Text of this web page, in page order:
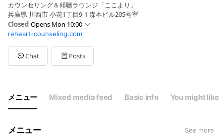
カウンセリング＆傾聴ラウンジ「ここより」
兵庫県 川西市 小花1丁目9-1 森本ビル205号室
Closed Opens Mon 10:00
Sun10:00 - 00:00
Mon10:00 - 00:00
Tue10:00 - 00:00
Wed10:00 - 00:00
不定休
reheart-counseling.com
Chat Posts
メニュー Mixed media feed Basic info You might like
メニュー See more